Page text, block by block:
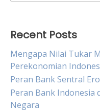
Recent Posts
Mengapa Nilai Tukar
Perekonomian
Peran Bank Sentral
Peran Bank Indonesia
Negara